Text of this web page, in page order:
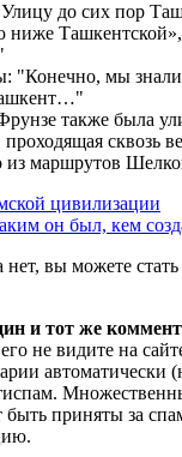
Улицу до сих пор
ниже
Конечно, мы
также была
сквозь
из маршрутов
цивилизации
он был, кем
вы можете
и тот же
не видите на
автоматически
приняты за